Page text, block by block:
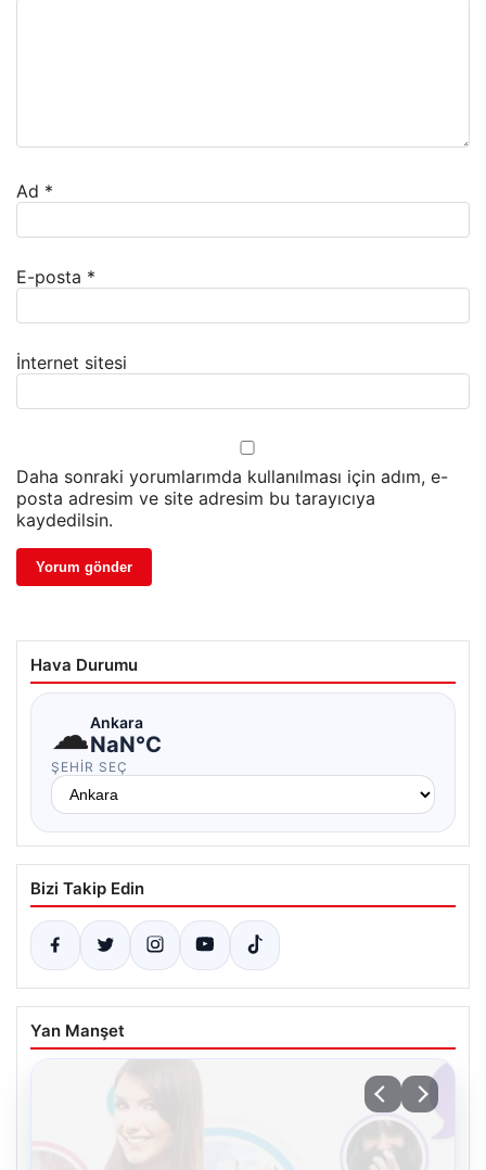
Ad *
E-posta *
İnternet sitesi
Daha sonraki yorumlarımda kullanılması için adım, e-
posta adresim ve site adresim bu tarayıcıya
kaydedilsin.
Hava Durumu
☁Ankara
NaN°C
ŞEHIR SEÇ
Bizi Takip Edin
Yan Manşet